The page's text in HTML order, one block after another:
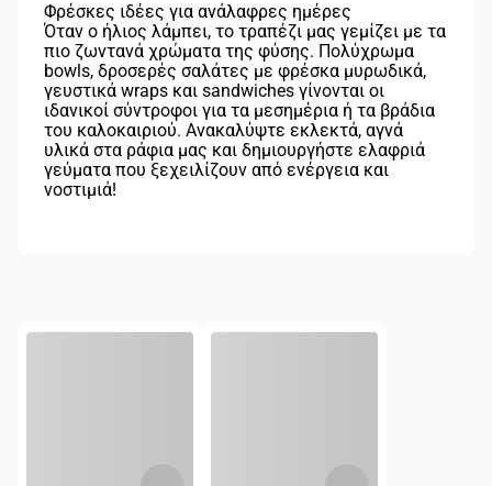
Φρέσκες ιδέες για ανάλαφρες ημέρες
Όταν ο ήλιος λάμπει, το τραπέζι μας γεμίζει με τα
πιο ζωντανά χρώματα της φύσης. Πολύχρωμα
bowls, δροσερές σαλάτες με φρέσκα μυρωδικά,
γευστικά wraps και sandwiches γίνονται οι
ιδανικοί σύντροφοι για τα μεσημέρια ή τα βράδια
του καλοκαιριού. Ανακαλύψτε εκλεκτά, αγνά
υλικά στα ράφια μας και δημιουργήστε ελαφριά
γεύματα που ξεχειλίζουν από ενέργεια και
νοστιμιά!